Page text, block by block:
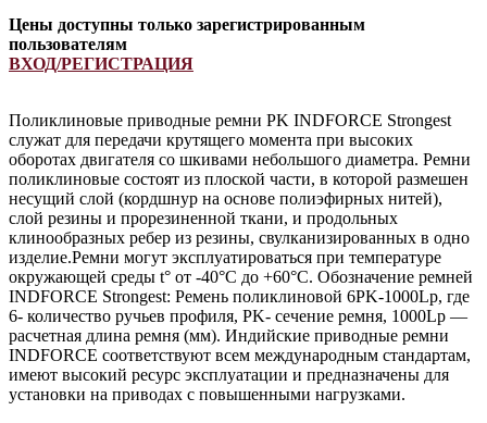
Цены доступны только зарегистрированным
пользователям
ВХОД/РЕГИСТРАЦИЯ
Поликлиновые приводные ремни PK INDFORCE Strongest
служат для передачи крутящего момента при высоких
оборотах двигателя со шкивами небольшого диаметра. Ремни
поликлиновые состоят из плоской части, в которой размешен
несущий слой (кордшнур на основе полиэфирных нитей),
слой резины и прорезиненной ткани, и продольных
клинообразных ребер из резины, свулканизированных в одно
изделие.Ремни могут эксплуатироваться при температуре
окружающей среды t° от -40°С до +60°С. Обозначение ремней
INDFORCE Strongest: Ремень поликлиновой 6PK-1000Lp, где
6- количество ручьев профиля, PK- сечение ремня, 1000Lp —
расчетная длина ремня (мм). Индийские приводные ремни
INDFORCE соответствуют всем международным стандартам,
имеют высокий ресурс эксплуатации и предназначены для
установки на приводах с повышенными нагрузками.